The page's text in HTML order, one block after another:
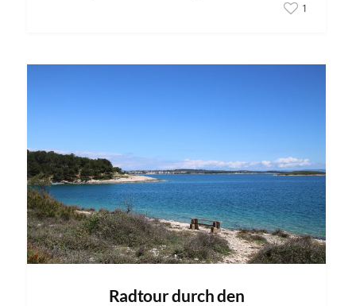
1
Radtour durch den